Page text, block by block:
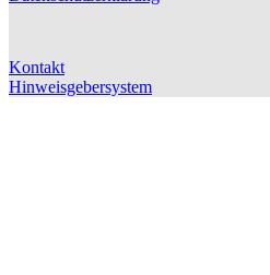
Kontakt
Hinweisgebersystem